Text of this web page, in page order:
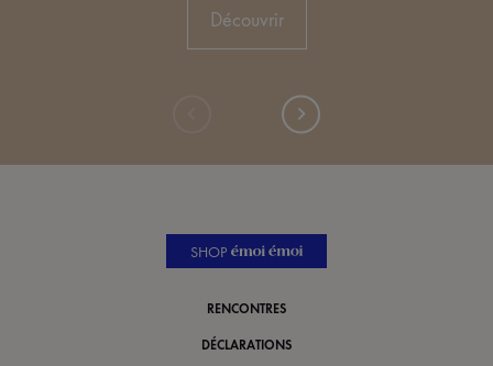
Découvrir
SHOP
RENCONTRES
DÉCLARATIONS